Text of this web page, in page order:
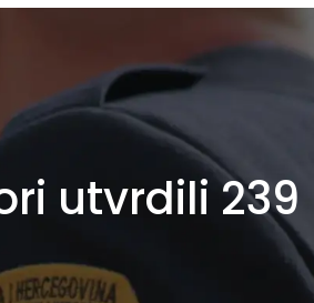
utvrdili 239